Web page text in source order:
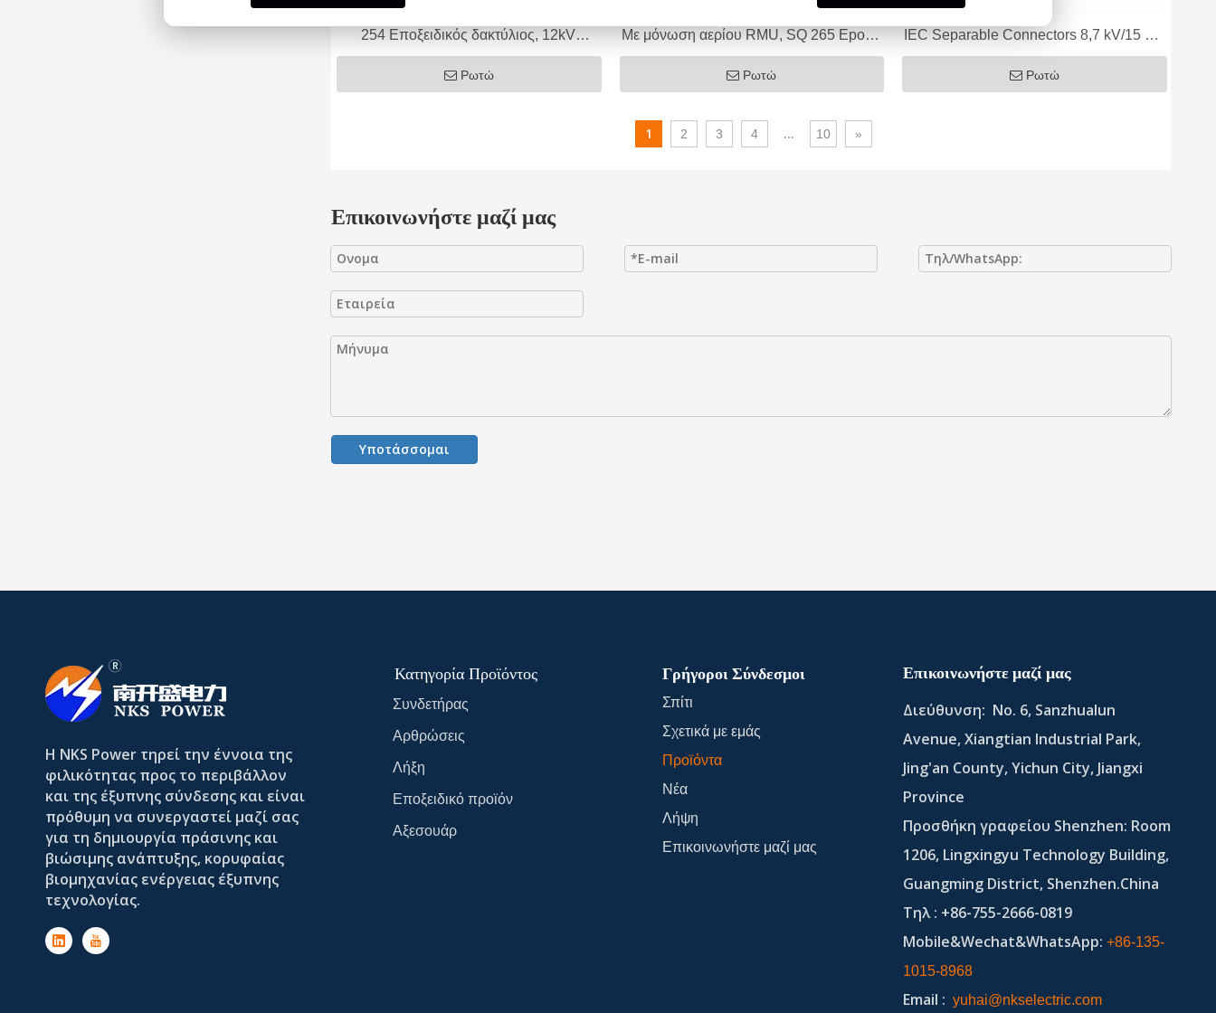
254 Εποξειδικός δακτύλιος, 12kV
630/1250A
Ρωτώ
Με μόνωση αερίου RMU, SQ 265 Epoxy
Bushing, 12kV 630/1250A
Ρωτώ
IEC Separable Connectors 8,7 kV/15 kV,
630A, Front T-Body Connector
Ρωτώ
1 2 3 4 ... 10 »
Επικοινωνήστε μαζί μας
Υποτάσσομαι
Η NKS Power τηρεί την έννοια της
φιλικότητας προς το περιβάλλον
και της έξυπνης σύνδεσης και είναι
πρόθυμη να συνεργαστεί μαζί σας
για τη δημιουργία πράσινης και
βιώσιμης ανάπτυξης, κορυφαίας
βιομηχανίας ενέργειας έξυπνης
τεχνολογίας.
Κατηγορία Προϊόντος
Συνδετήρας
Αρθρώσεις
Λήξη
Εποξειδικό προϊόν
Αξεσουάρ
Γρήγοροι Σύνδεσμοι
Σπίτι
Σχετικά με εμάς
Προϊόντα
Νέα
Λήψη
Επικοινωνήστε μαζί μας
Επικοινωνήστε μαζί μας
Διεύθυνση: No. 6, Sanzhualun
Avenue, Xiangtian Industrial Park,
Jing'an County, Yichun City, Jiangxi
Province
Προσθήκη γραφείου Shenzhen: Room
1206, Lingxingyu Technology Building,
Guangming District, Shenzhen.China
Τηλ: +86-755-2666-0819
Mobile&Wechat&WhatsApp: +86-135-
1015-8968
Email : yuhai@nkselectric.com